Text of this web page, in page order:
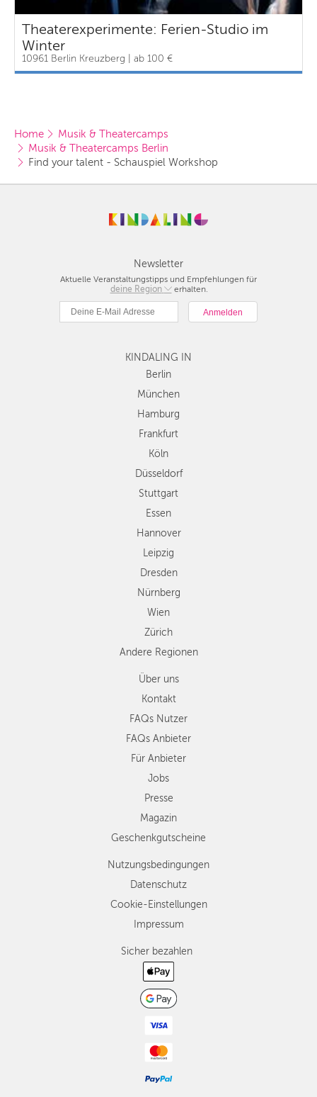
Theaterexperimente: Ferien-Studio im
Winter
10961 Berlin Kreuzberg | ab 100 €
Home
Musik & Theatercamps
Musik & Theatercamps Berlin
Find your talent - Schauspiel Workshop
Newsletter
Aktuelle Veranstaltungstipps und Empfehlungen für
deine Region
Berlin
München
Hamburg
Köln
Düsseldorf
Stuttgart
Essen
Dresden
Nürnberg
Wien
Zürich
Andere
Regionen
erhalten.
KINDALING IN
Berlin
München
Hamburg
Frankfurt
Köln
Düsseldorf
Stuttgart
Essen
Hannover
Leipzig
Dresden
Nürnberg
Wien
Zürich
Andere Regionen
Über uns
Kontakt
FAQs Nutzer
FAQs Anbieter
Für Anbieter
Jobs
Presse
Magazin
Geschenkgutscheine
Nutzungsbedingungen
Datenschutz
Cookie-Einstellungen
Impressum
Sicher bezahlen